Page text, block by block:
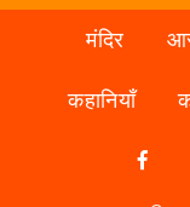
मंदिर
कहानियाँ